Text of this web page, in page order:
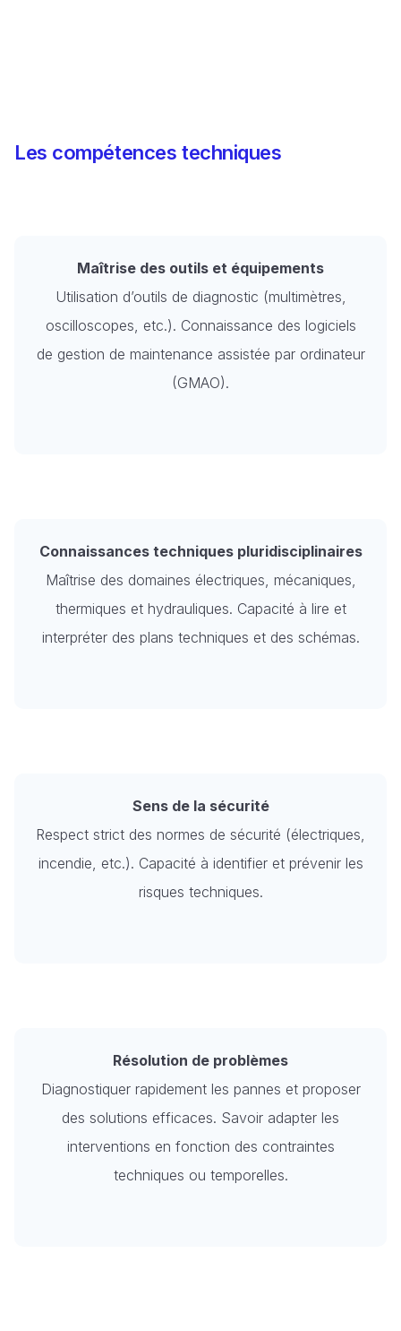
Les compétences techniques
Maîtrise des outils et équipements
Utilisation d’outils de diagnostic (multimètres,
oscilloscopes, etc.). Connaissance des logiciels
de gestion de maintenance assistée par ordinateur
(GMAO).
Connaissances techniques pluridisciplinaires
Maîtrise des domaines électriques, mécaniques,
thermiques et hydrauliques. Capacité à lire et
interpréter des plans techniques et des schémas.
Sens de la sécurité
Respect strict des normes de sécurité (électriques,
incendie, etc.). Capacité à identifier et prévenir les
risques techniques.
Résolution de problèmes
Diagnostiquer rapidement les pannes et proposer
des solutions efficaces. Savoir adapter les
interventions en fonction des contraintes
techniques ou temporelles.